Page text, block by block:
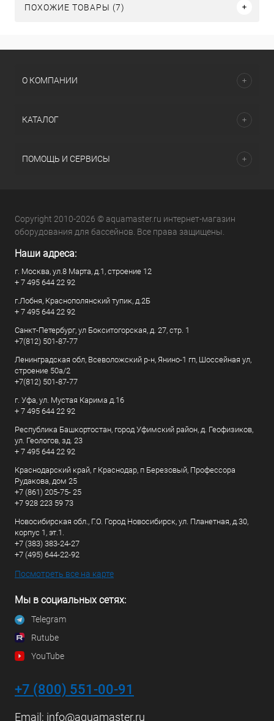
ПОХОЖИЕ ТОВАРЫ (7)
О КОМПАНИИ
КАТАЛОГ
ПОМОЩЬ И СЕРВИСЫ
Copyright 2010-2026 © aquamaster.ru интернет-магазин
оборудования для бассейнов. Все права защищены.
Наши адреса:
г. Москва, ул.8 Марта, д.1, строение 12
+ 7 495 644 22 92
г.Лобня, Краснополянский тупик, д.2Б
+ 7 495 644 22 92
Санкт-Петербург, ул Бокситогорская, д. 27, стр. 1
+7(812) 501-87-77
Ленинградская обл, Всеволожский р-н, Янино-1 гп, Шоссейная ул,
строение 50а/2
+7(812) 501-87-77
г. Уфа, ул. Мустая Карима д.16
+ 7 495 644 22 92
Республика Башкортостан, город Уфимский район, д. Геофизиков,
ул. Геологов, зд. 23
+ 7 495 644 22 92
Краснодарский край, г Краснодар, п Березовый, Профессора
Рудакова, дом 25
+7 (861) 205-75- 25
+7 928 223 59 73
Новосибирская обл., Г.О. Город Новосибирск, ул. Планетная, д.30,
корпус 1, эт.1.
+7 (383) 383-24-27
+7 (495) 644-22-92
Посмотреть все на карте
Мы в социальных сетях:
Telegram
Rutube
YouTube
+7 (800) 551-00-91
Email: info@aquamaster.ru